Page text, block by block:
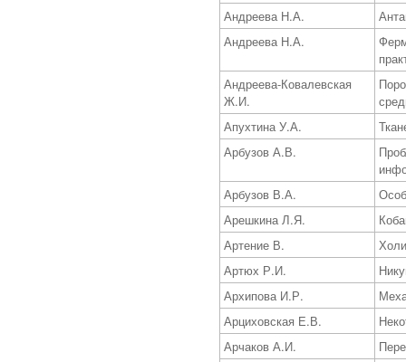
Андреева Н.А.
Андреева Н.А.
Андреева-Ковалевская
Ж.И.
Апухтина У.А.
Арбузов А.В.
Арбузов В.А.
Арешкина Л.Я.
Артение В.
Артюх Р.И.
Архипова И.Р.
Арциховская Е.В.
Арчаков А.И.